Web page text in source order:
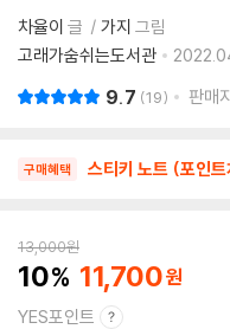
차율이 글 가지 그림
고래가숨쉬는도서관
9.7 19 판매
구매혜택 스티키 노트 (포인
13,000원
10 11,700
YES포인트